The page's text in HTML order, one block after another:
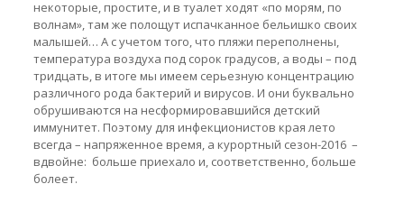
некоторые, простите, и в туалет ходят «по морям, по
волнам», там же полощут испачканное бельишко своих
малышей… А с учетом того, что пляжи переполнены,
температура воздуха под сорок градусов, а воды – под
тридцать, в итоге мы имеем серьезную концентрацию
различного рода бактерий и вирусов. И они буквально
обрушиваются на несформировавшийся детский
иммунитет. Поэтому для инфекционистов края лето
всегда – напряженное время, а курортный сезон-2016 –
вдвойне: больше приехало и, соответственно, больше
болеет.